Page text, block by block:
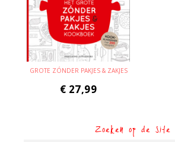
GROTE ZÓNDER PAKJES & ZAKJES
€ 27,99
Zoeken op de site